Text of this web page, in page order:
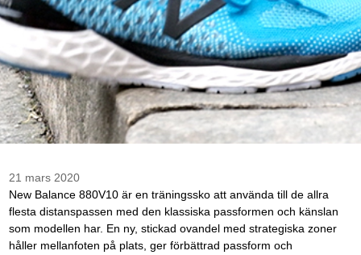
21 mars 2020
New Balance 880V10 är en träningssko att använda till de allra
flesta distanspassen med den klassiska passformen och känslan
som modellen har. En ny, stickad ovandel med strategiska zoner
håller mellanfoten på plats, ger förbättrad passform och